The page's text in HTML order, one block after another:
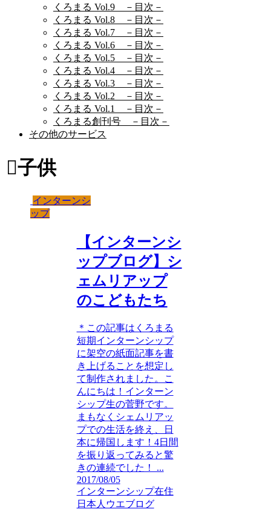
くろまる Vol.9 －目次－
くろまる Vol.8 －目次－
くろまる Vol.7 －目次－
くろまる Vol.6 －目次－
くろまる Vol.5 －目次－
くろまる Vol.4 －目次－
くろまる Vol.3 －目次－
くろまる Vol.2 －目次－
くろまる Vol.1 －目次－
くろまる創刊号 －目次－
その他のサービス
子供
インターンシ
ップ
【インターンシ
ップブログ】シ
ェムリアップ
のこどもたち
＊この記事はくろまる
短期インターンシップ
に架空の紙面記事を書
き上げることを想定し
て制作されました。こ
んにちは！インターン
シップ生の菅野です。
まもなくシェムリアッ
プでの生活を終え、日
本に帰国します！4日間
を振り返ってみると驚
きの連続でした！ ...
2017/08/05
インターンシップ在住
日本人ウエブログ